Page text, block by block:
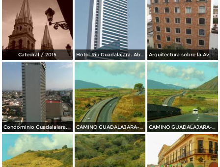
Catedral / 2015 Hotel Riu Guadalajara. Abril/2015 Arquitectura sobre la Av. Juárez. Abril/2015
Condominio Guadalajara. Abril/2015 CAMINO GUADALAJARA---PUERTO VALLARTA 2014 CAMINO GUADALAJARA---PUERTO VALLARTA 2014